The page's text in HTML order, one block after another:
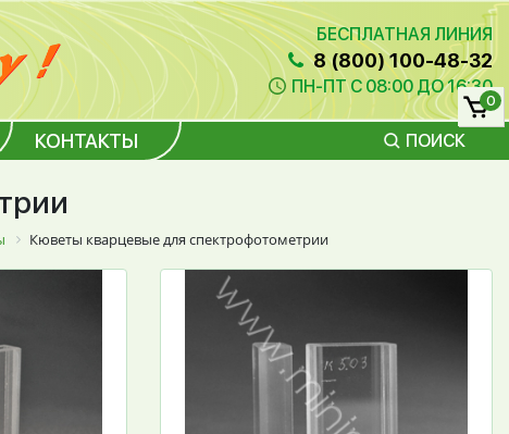
БЕСПЛАТНАЯ ЛИНИЯ
8 (800) 100-48-32
ПН-ПТ С 08:00 ДО 16:30
КОНТАКТЫ ПОИСК
0
Кюветы кварцевые для спектрофотометрии